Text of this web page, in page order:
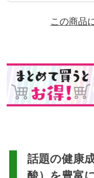
この商品
話題の健康